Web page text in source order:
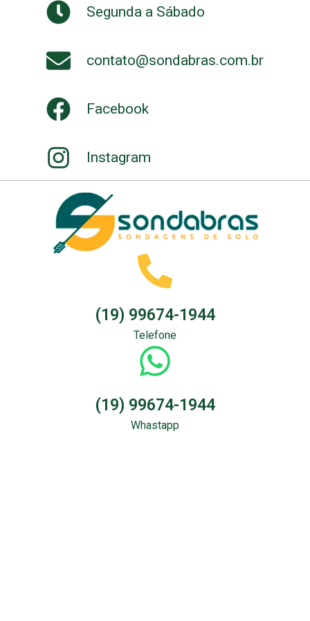
Segunda a Sábado
contato@sondabras.com.br
Facebook
Instagram
(19) 99674-1944
Telefone
(19) 99674-1944
Whastapp